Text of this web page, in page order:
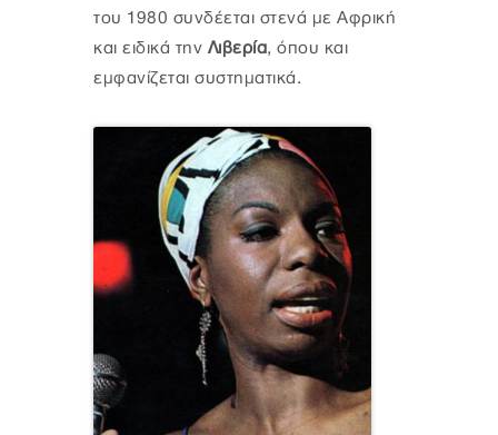
του 1980 συνδέεται στενά με Αφρική
και ειδικά την Λιβερία, όπου και
εμφανίζεται συστηματικά.